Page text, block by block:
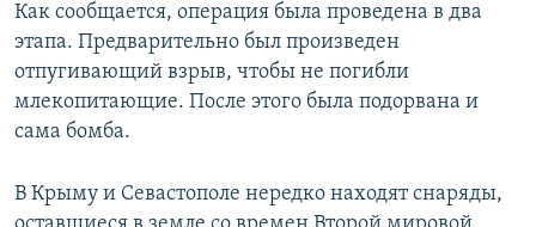
Как сообщается, операция была проведена в два
этапа. Предварительно был произведен
отпугивающий взрыв, чтобы не погибли
млекопитающие. После этого была подорвана и
сама бомба.
В Крыму и Севастополе нередко находят снаряды,